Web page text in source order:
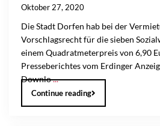
Oktober 27, 2020
Die Stadt Dorfen hab bei der
Vorschlagsrecht für die sieben
einem Quadratmeterpreis von 6,90
Presseberichtes vom Erdinger
Downlo...
Continue reading